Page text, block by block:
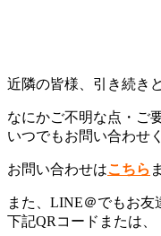
近隣の皆様、引き続き
なにかご不明な点・ご
いつでもお問い合わせ
お問い合わせはこちら
また、LINE＠でもお友
下記QRコードまたは